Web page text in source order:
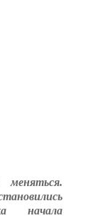
начала